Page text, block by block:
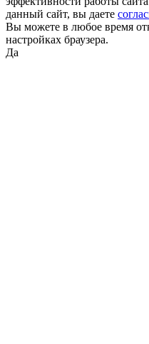
данный сайт, вы даете
Вы можете в любое время
настройках браузера.
Да